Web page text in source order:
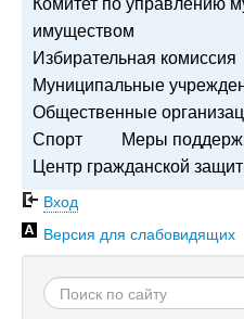
имуществом
Избирательная комиссия
Муниципальные
Общественные
Спорт
Меры
Центр гражданской
Вход
Версия для слабовидящих